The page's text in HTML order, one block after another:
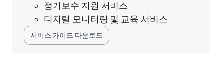
정기보수 지원 서비스
디지털 모니터링 및 교육 서비스
서비스 가이드 다운로드